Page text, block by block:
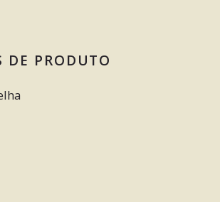
DE PRODUTO